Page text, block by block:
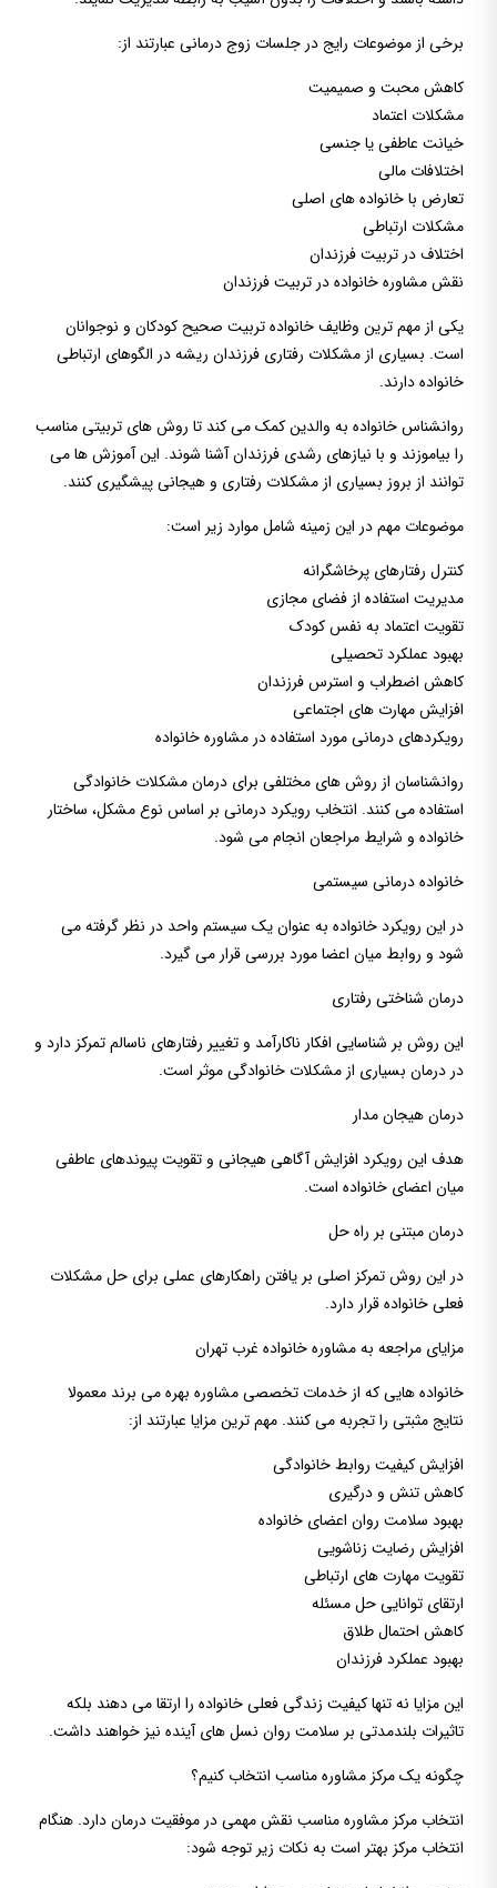
برخی از موضوعات رایج در جلسات زوج درمانی عبارتند از:
کاهش محبت و صمیمیت
مشکلات اعتماد
خیانت عاطفی یا جنسی
اختلافات مالی
تعارض با خانواده های اصلی
مشکلات ارتباطی
اختلاف در تربیت فرزندان
نقش مشاوره خانواده در تربیت فرزندان
یکی از مهم ترین وظایف خانواده تربیت صحیح کودکان و نوجوانان
است. بسیاری از مشکلات رفتاری فرزندان ریشه در الگوهای ارتباطی
خانواده دارند.
روانشناس خانواده به والدین کمک می کند تا روش های تربیتی مناسب
را بیاموزند و با نیازهای رشدی فرزندان آشنا شوند. این آموزش ها می
توانند از بروز بسیاری از مشکلات رفتاری و هیجانی پیشگیری کنند.
موضوعات مهم در این زمینه شامل موارد زیر است:
کنترل رفتارهای پرخاشگرانه
مدیریت استفاده از فضای مجازی
تقویت اعتماد به نفس کودک
بهبود عملکرد تحصیلی
کاهش اضطراب و استرس فرزندان
افزایش مهارت های اجتماعی
رویکردهای درمانی مورد استفاده در مشاوره خانواده
روانشناسان از روش های مختلفی برای درمان مشکلات خانوادگی
استفاده می کنند. انتخاب رویکرد درمانی بر اساس نوع مشکل، ساختار
خانواده و شرایط مراجعان انجام می شود.
خانواده درمانی سیستمی
در این رویکرد خانواده به عنوان یک سیستم واحد در نظر گرفته می
شود و روابط میان اعضا مورد بررسی قرار می گیرد.
درمان شناختی رفتاری
این روش بر شناسایی افکار ناکارآمد و تغییر رفتارهای ناسالم تمرکز دارد و
در درمان بسیاری از مشکلات خانوادگی موثر است.
درمان هیجان مدار
هدف این رویکرد افزایش آگاهی هیجانی و تقویت پیوندهای عاطفی
میان اعضای خانواده است.
درمان مبتنی بر راه حل
در این روش تمرکز اصلی بر یافتن راهکارهای عملی برای حل مشکلات
فعلی خانواده قرار دارد.
مزایای مراجعه به مشاوره خانواده غرب تهران
خانواده هایی که از خدمات تخصصی مشاوره بهره می برند معمولا
نتایج مثبتی را تجربه می کنند. مهم ترین مزایا عبارتند از:
افزایش کیفیت روابط خانوادگی
کاهش تنش و درگیری
بهبود سلامت روان اعضای خانواده
افزایش رضایت زناشویی
تقویت مهارت های ارتباطی
ارتقای توانایی حل مسئله
کاهش احتمال طلاق
بهبود عملکرد فرزندان
این مزایا نه تنها کیفیت زندگی فعلی خانواده را ارتقا می دهند بلکه
تاثیرات بلندمدتی بر سلامت روان نسل های آینده نیز خواهند داشت.
چگونه یک مرکز مشاوره مناسب انتخاب کنیم؟
انتخاب مرکز مشاوره مناسب نقش مهمی در موفقیت درمان دارد. هنگام
انتخاب مرکز بهتر است به نکات زیر توجه شود: